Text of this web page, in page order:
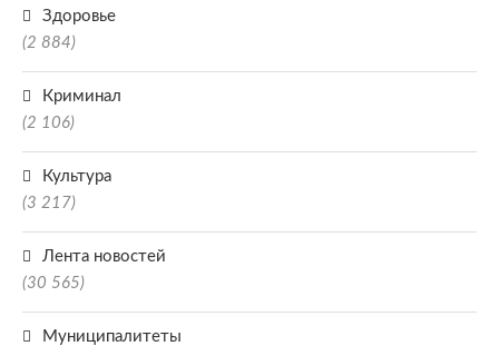
Здоровье
(2 884)
Криминал
(2 106)
Культура
(3 217)
Лента новостей
(30 565)
Муниципалитеты